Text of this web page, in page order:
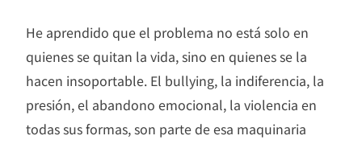
He aprendido que el problema no está solo en
quienes se quitan la vida, sino en quienes se la
hacen insoportable. El bullying, la indiferencia, la
presión, el abandono emocional, la violencia en
todas sus formas, son parte de esa maquinaria